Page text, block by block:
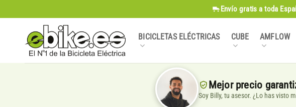
al
contenido
Envío gratis a toda
BICICLETAS ELÉCTRICAS CUBE AMFLOW
Mejor precio
Soy Billy, tu asesor. ¿Lo has visto